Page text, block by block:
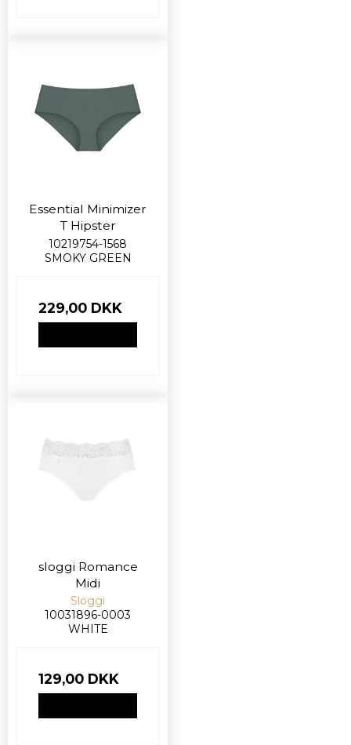
Essential Minimizer
T Hipster
10219754-1568
SMOKY GREEN
229,00 DKK
sloggi Romance
Midi
Sloggi
10031896-0003
WHITE
129,00 DKK